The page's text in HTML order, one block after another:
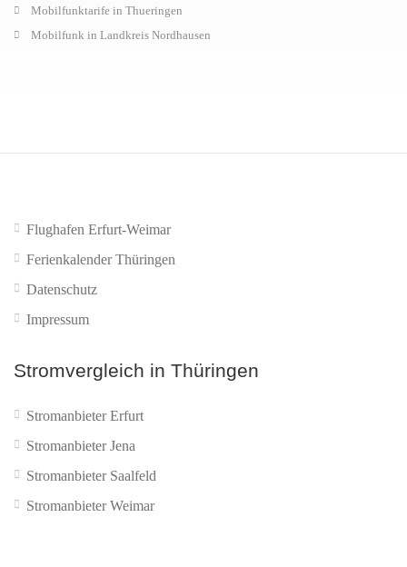
Mobilfunktarife in Thueringen
Mobilfunk in Landkreis Nordhausen
Flughafen Erfurt-Weimar
Ferienkalender Thüringen
Datenschutz
Impressum
Stromvergleich in Thüringen
Stromanbieter Erfurt
Stromanbieter Jena
Stromanbieter Saalfeld
Stromanbieter Weimar